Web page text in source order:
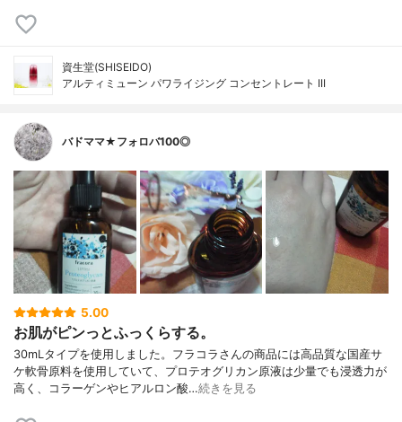
資生堂(SHISEIDO)
アルティミューン パワライジング コンセントレート III
バドママ★フォロバ100◎
5.00
お肌がピンっとふっくらする。
30mLタイプを使用しました。フラコラさんの商品には高品質な国産サ
ケ軟骨原料を使用していて、プロテオグリカン原液は少量でも浸透力が
高く、コラーゲンやヒアルロン酸…続きを見る